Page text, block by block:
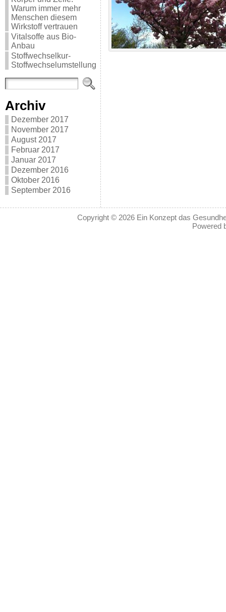
Warum immer mehr
Menschen diesem
Wirkstoff vertrauen
Vitalsoffe aus Bio-
Anbau
Stoffwechselkur-
Stoffwechselumstellung
Archiv
Dezember 2017
November 2017
August 2017
Februar 2017
Januar 2017
Dezember 2016
Oktober 2016
September 2016
Copyright © 2026 Ein Konzept das
Powered